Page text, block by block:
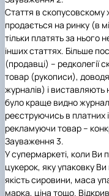
Стаття в скопусовскому
продається на ринку (в
тільки платять за нього
інших статтях. Більше
(продавці) – редколегії
товар (рукописи),
журналів) і
було краще видно
реєструючись в платних
рекламуючи товар –
Зауваження 3.
У супермаркеті, коли Ви
цукерок, яку упаковку
якість сировини, маса
марка, ціна тощо.